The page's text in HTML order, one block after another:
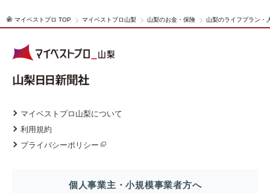
マイベストプロ TOP マイベストプロ山梨 山梨のお金・保険 山梨のライフプラン・
マイベストプロ山梨について
利用規約
プライバシーポリシー
個人事業主・小規模事業者方へ